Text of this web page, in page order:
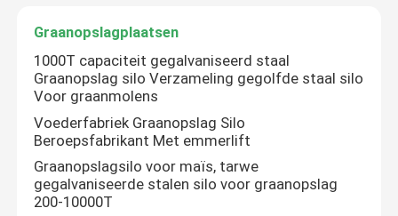
Graanopslagplaatsen
1000T capaciteit gegalvaniseerd staal
Graanopslag silo Verzameling gegolfde staal silo
Voor graanmolens
Voederfabriek Graanopslag Silo
Beroepsfabrikant Met emmerlift
Graanopslagsilo voor maïs, tarwe
gegalvaniseerde stalen silo voor graanopslag
200-10000T